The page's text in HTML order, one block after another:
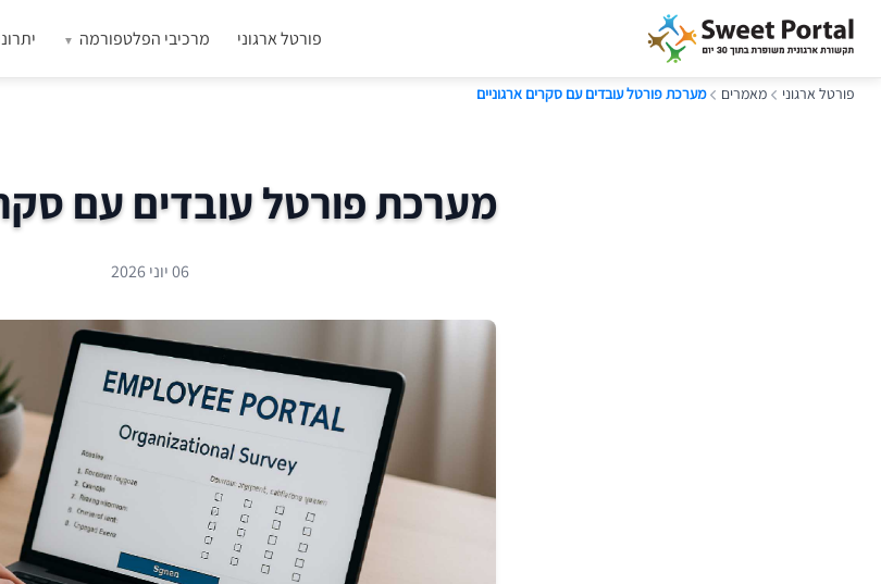
פורטל ארגוני מרכיבי הפלטפורמה
פורטל ארגוני מאמרים מערכת פורטל עובדים עם סקרים ארגוניים
מערכת פורטל עובדים עם
06 יוני 2026